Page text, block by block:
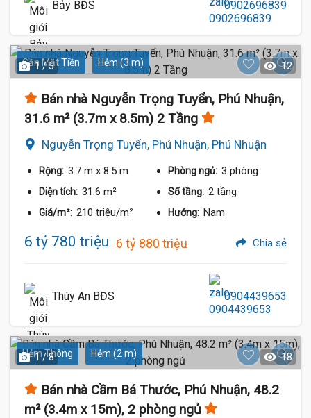
Bảy BĐS 0902696839
Gần Mặt Tiền Hẻm (3 m)
1 / 5 12
Bán nhà Nguyễn Trọng Tuyển, Phú Nhuận,
31.6 m² (3.7m x 8.5m) 2 Tầng
Nguyễn Trọng Tuyển, Phú Nhuận, Phú Nhuận
Rộng: 3.7 m x 8.5 m Phòng ngủ: 3 phòng
Diện tích: 31.6 m² Số tầng: 2 tầng
Giá/m²: 210 triệu/m² Hướng: Nam
6 tỷ 780 triệu 6 tỷ 880 triệu Chia sẻ
Thúy An BĐS 0904439653
Hẻm Thông Hẻm (2 m)
1 / 8 18
Bán nhà Cầm Bá Thước, Phú Nhuận, 48.2
m² (3.4m x 15m), 2 phòng ngủ